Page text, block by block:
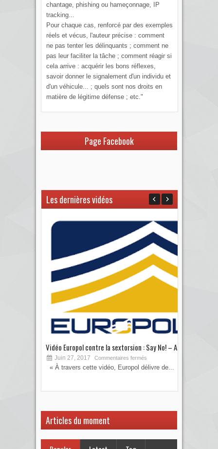
chantage, phishing ou hameçonnage, IP
tracking...
Pour chaque cas, renforcé par des exemples
réels et vécus, l'auteur précise : comment
ne pas tenter les délinquants ; comment ne
pas leur faciliter la tâche ; comment réagir si
cela arrive : acquérir les bons réflexes,
savoir donner le signalement d'un individu et
d'un véhicule... ; quels sont nos droits en
matière de légitime défense ; etc."
Page Facebook
Les dernières vidéos
Vidéo Europol contre la sextorsion : Say No! – A...
Juin 27, 2017 Commentaires fermés
« À travers cette vidéo, Europol délivre de...
Articles du moment